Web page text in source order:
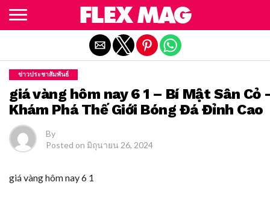
ข่าวประชาสัมพันธ์
giá vàng hôm nay 6 1 – Bí Mật Sân Cỏ
Khám Phá Thế Giới Bóng Đá Đỉnh Cao
By
Posted on มิถุนายน 26, 2024
giá vàng hôm nay 6 1
Exit mobile version